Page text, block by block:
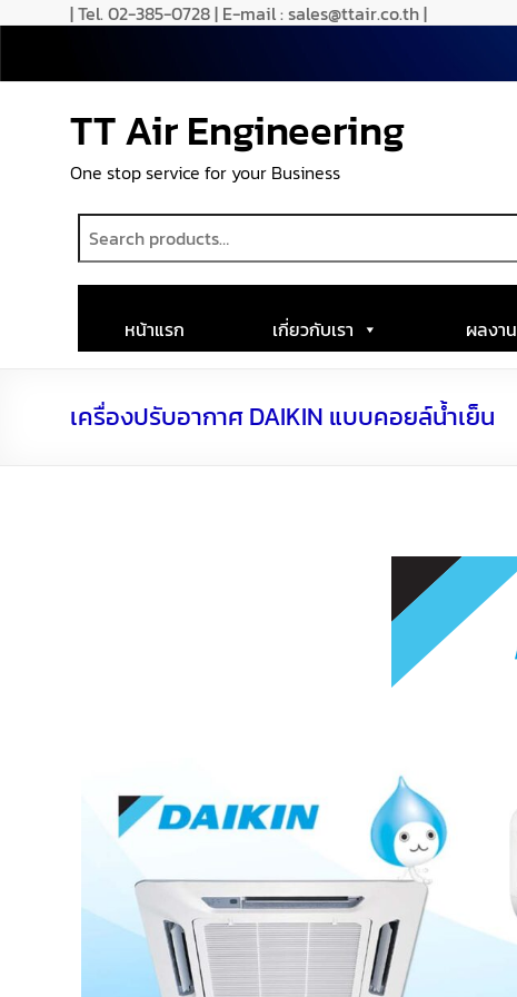
| Tel. 02-385-0728 | E-mail : sales@ttair.co.th |
TT Air Engineering
One stop service for your Business
หน้าแรก เกี่ยวกับเรา ผลงาน
เครื่องปรับอากาศ DAIKIN แบบคอยล์น้ำเย็น